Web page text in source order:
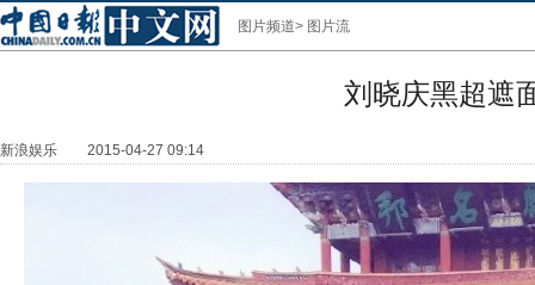
图片频道> 图片流
刘晓庆黑超遮
新浪娱乐 2015-04-27 09:14